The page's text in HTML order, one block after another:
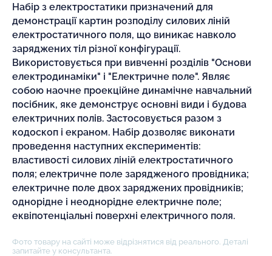
Набір з електростатики призначений для
демонстрації картин розподілу силових ліній
електростатичного поля, що виникає навколо
заряджених тіл різної конфігурації.
Використовується при вивченні розділів "Основи
електродинаміки" і "Електричне поле". Являє
собою наочне проекційне динамічне навчальний
посібник, яке демонструє основні види і будова
електричних полів. Застосовується разом з
кодоскоп і екраном. Набір дозволяє виконати
проведення наступних експериментів:
властивості силових ліній електростатичного
поля; електричне поле зарядженого провідника;
електричне поле двох заряджених провідників;
однорідне і неоднорідне електричне поле;
еквіпотенціальні поверхні електричного поля.
Фото товару на сайті може відрізнятися від реального. Деталі
запитайте у консультанта.